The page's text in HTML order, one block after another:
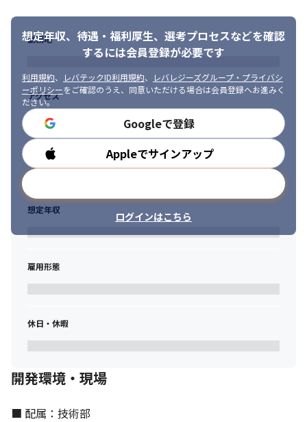
想定年収、待遇・福利厚生、 選考プロセスなどを確認
するには会員登録が必要です
利用規約、 レバテックID利用規約、
レバレジーズグループ・プライバシ
ーポリシーをご確認のうえ、同意いただける場合は会員登録へお進みく
ださい。
Googleで登録
Appleでサインアップ
ログインはこちら
勤務地
アクセス
勤務時間
想定年収
雇用形態
休日・休暇
開発環境・現場
■ 配属：技術部